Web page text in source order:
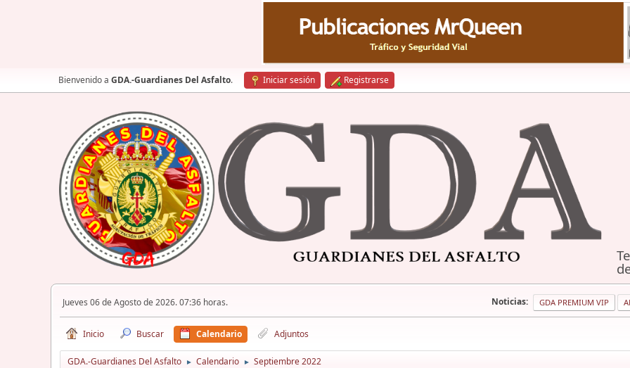
Bienvenido a GDA.-Guardianes Del Asfalto. Iniciar sesión Registrarse
Jueves 06 de Agosto de 2026. 07:36 horas. Noticias: GDA PREMIUM VIP
Inicio Buscar Calendario Adjuntos
GDA.-Guardianes Del Asfalto ► Calendario ► Septiembre 2022